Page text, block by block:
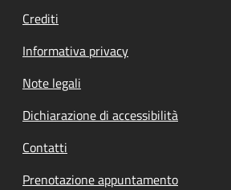
Crediti
Informativa privacy
Note legali
Dichiarazione di accessibilità
Contatti
Prenotazione appuntamento